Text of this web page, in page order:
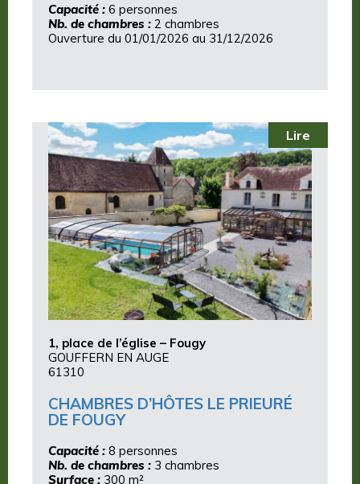
Capacité : 6 personnes
Nb. de chambres : 2 chambres
Ouverture du 01/01/2026 au 31/12/2026
Lire
1, place de l’église – Fougy
GOUFFERN EN AUGE
61310
CHAMBRES D’HÔTES LE PRIEURÉ
DE FOUGY
Capacité : 8 personnes
Nb. de chambres : 3 chambres
Surface : 300 m²